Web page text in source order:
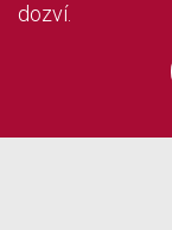
dozví.